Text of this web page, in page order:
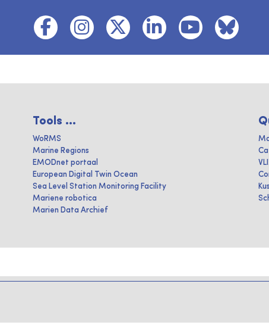
Tools ...
WoRMS
Marine Regions
EMODnet portaal
European Digital Twin Ocean
Sea Level Station Monitoring Facility
Mariene robotica
Marien Data Archief